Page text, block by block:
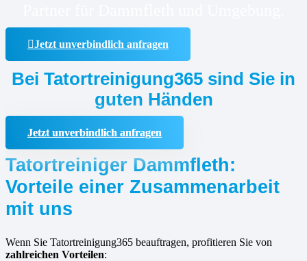
Jetzt unverbindlich anfragen
Bei Tatortreinigung365 sind Sie in
guten Händen
Jetzt unverbindlich anfragen
Tatortreiniger Dammfleth:
Vorteile einer Zusammenarbeit
mit uns
Wenn Sie Tatortreinigung365 beauftragen, profitieren Sie von
zahlreichen Vorteilen: